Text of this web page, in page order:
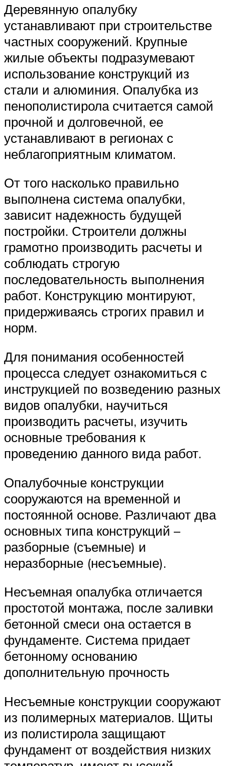
Деревянную опалубку
устанавливают при строительстве
частных сооружений. Крупные
жилые объекты подразумевают
использование конструкций из
стали и алюминия. Опалубка из
пенополистирола считается самой
прочной и долговечной, ее
устанавливают в регионах с
неблагоприятным климатом.
От того насколько правильно
выполнена система опалубки,
зависит надежность будущей
постройки. Строители должны
грамотно производить расчеты и
соблюдать строгую
последовательность выполнения
работ. Конструкцию монтируют,
придерживаясь строгих правил и
норм.
Для понимания особенностей
процесса следует ознакомиться с
инструкцией по возведению разных
видов опалубки, научиться
производить расчеты, изучить
основные требования к
проведению данного вида работ.
Опалубочные конструкции
сооружаются на временной и
постоянной основе. Различают два
основных типа конструкций –
разборные (съемные) и
неразборные (несъемные).
Несъемная опалубка отличается
простотой монтажа, после заливки
бетонной смеси она остается в
фундаменте. Система придает
бетонному основанию
дополнительную прочность
Несъемные конструкции сооружают
из полимерных материалов. Щиты
из полистирола защищают
фундамент от воздействия низких